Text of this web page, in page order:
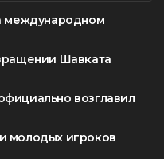
международном
Шавката
возглавил
молодых игроков